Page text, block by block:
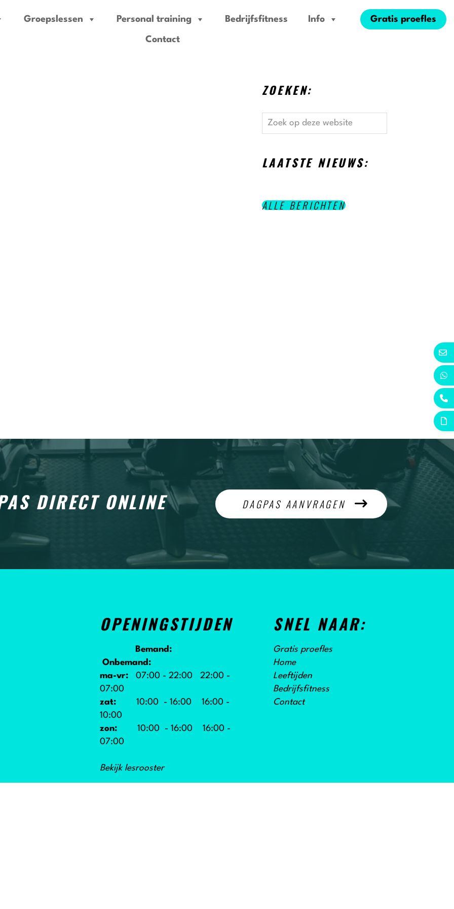
Gratis proefles
Groepslessen Personal training Bedrijfsfitness Info
Contact
ZOEKEN:
Zoek
op
website
LAATSTE NIEUWS:
ALLE BERICHTEN
DIRECT ONLINE DAGPAS AANVRAGEN
OPENINGSTIJDEN
Bemand:
Onbemand:
ma-vr: 07:00 - 22:00 22:00 -
07:00
zat: 10:00 - 16:00 16:00 -
10:00
zon: 10:00 - 16:00 16:00 -
07:00
Bekijk lesrooster
SNEL NAAR:
Gratis proefles
Home
Leeftijden
Bedrijfsfitness
Contact